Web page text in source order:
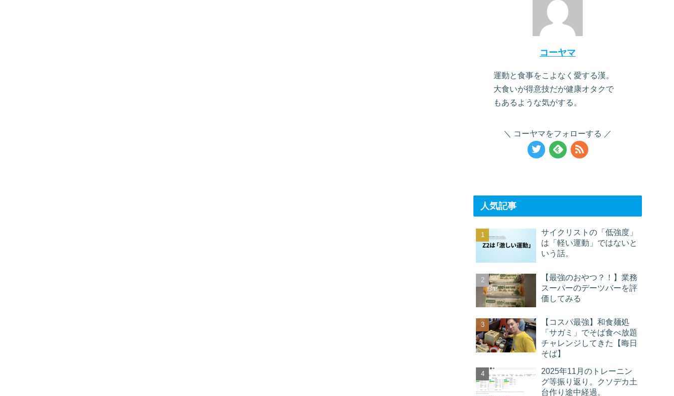
コーヤマ
運動と食事をこよなく愛する漢。
大食いが得意技だが健康オタクで
もあるような気がする。
コーヤマをフォローする
人気記事
サイクリストの「低強度」
は「軽い運動」ではないと
いう話。
【最強のおやつ？！】業務
スーパーのデーツバーを評
価してみる
【コスパ最強】和食麺処
「サガミ」でそば食べ放題
チャレンジしてきた【晦日
そば】
2025年11月のトレーニン
グ等振り返り。クソデカ土
台作り途中経過。